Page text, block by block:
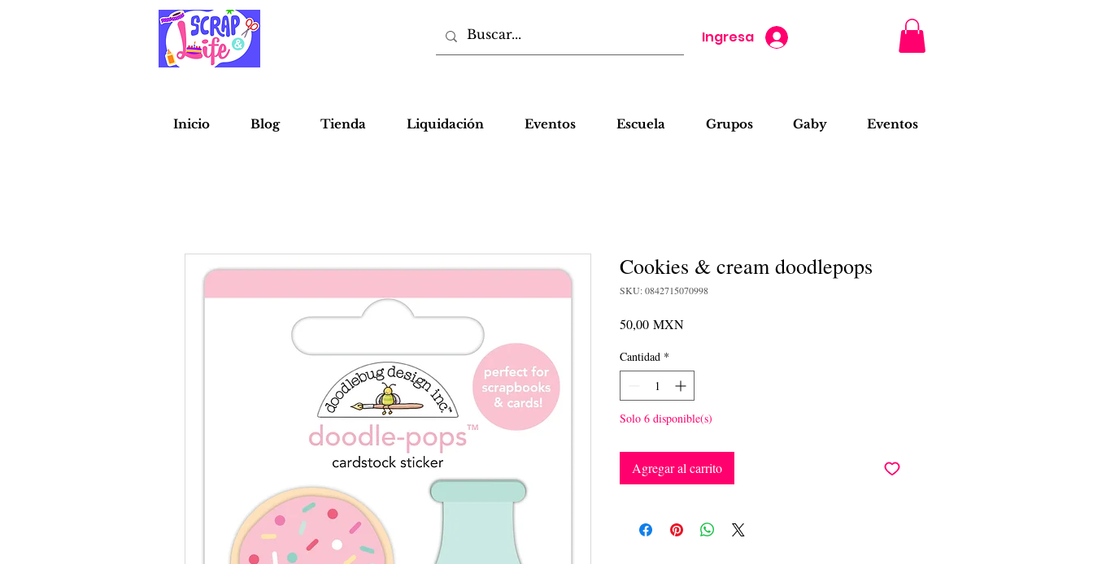
Ingresa
Inicio Blog Tienda Liquidación Eventos Escuela Grupos Gaby Eventos
Cookies & cream doodlepops
SKU: 0842715070998
50,00 MXNPrecio
Cantidad *
Solo 6 disponible(s)
Agregar al carrito